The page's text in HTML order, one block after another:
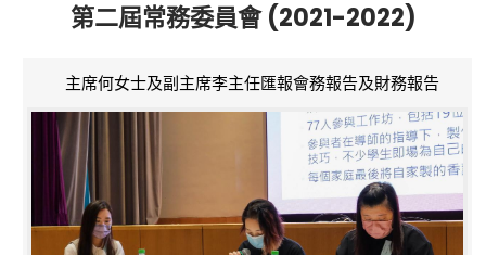
第二屆常務委員會 (2021-2022)
主席何女士及副主席李主任匯報會務報告及財務報告